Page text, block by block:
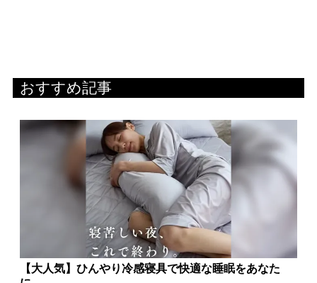
おすすめ記事
【大人気】ひんやり冷感寝具で快適な睡眠をあなた